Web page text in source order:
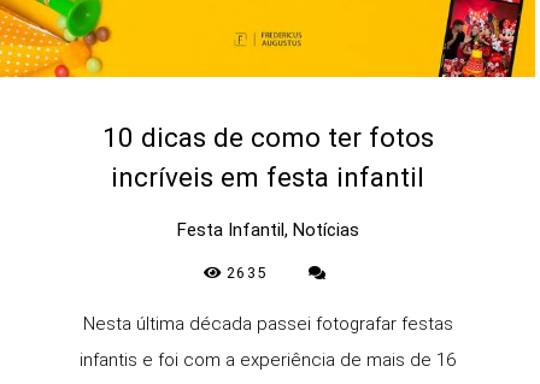
10 dicas de como ter fotos
incríveis em festa infantil
Festa Infantil, Notícias
2635
Nesta última década passei fotografar festas
infantis e foi com a experiência de mais de 16